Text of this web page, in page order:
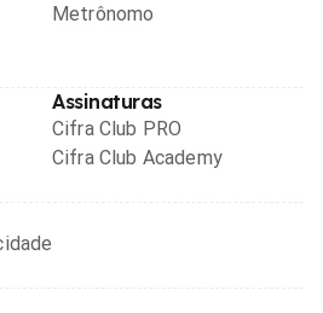
Metrônomo
Assinaturas
Cifra Club PRO
Cifra Club Academy